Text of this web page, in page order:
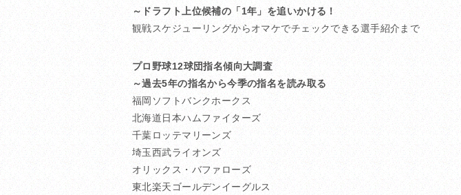
～ドラフト上位候補の「1年」を追いかける！
観戦スケジューリングからオマケでチェックできる選手紹介まで
プロ野球12球団指名傾向大調査
～過去5年の指名から今季の指名を読み取る
福岡ソフトバンクホークス
北海道日本ハムファイターズ
千葉ロッテマリーンズ
埼玉西武ライオンズ
オリックス・バファローズ
東北楽天ゴールデンイーグルス